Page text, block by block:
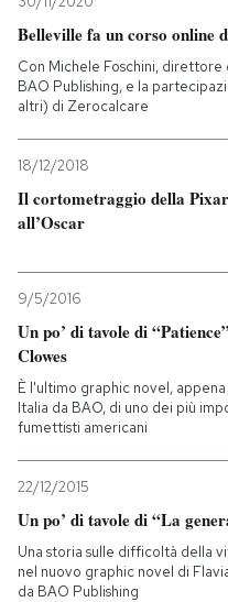
Belleville fa un corso online
Con Michele Foschini,
BAO Publishing, e la
altri) di Zerocalcare
18/12/2018
Il cortometraggio della
all’Oscar
9/5/2016
Un po’ di tavole di
Clowes
È l'ultimo graphic novel,
Italia da BAO, di uno dei più
fumettisti americani
22/12/2015
Un po’ di tavole di “La
Una storia sulle difficoltà della
nel nuovo graphic novel di
da BAO Publishing